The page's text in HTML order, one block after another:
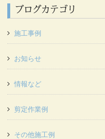
ブログカテゴリ
施工事例
お知らせ
情報など
剪定作業例
その他施工例